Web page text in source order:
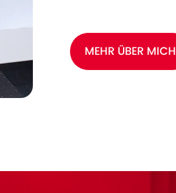
MEHR ÜBER MICH